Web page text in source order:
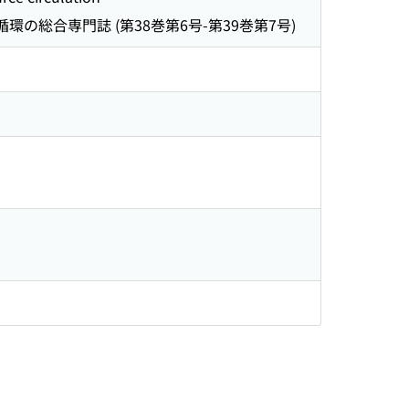
の総合専門誌 (第38巻第6号-第39巻第7号)